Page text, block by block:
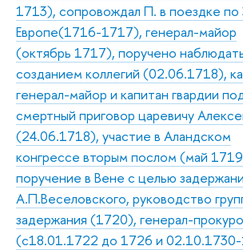
1713), сопровождал П. в поездке по
Европе(1716-1717), генерал-майор
(октябрь 1717), поручено
созданием коллегий (02.06.1718),
генерал-майор и капитан гвардии
смертный приговор царевичу
(24.06.1718), участие в Аландском
конгрессе вторым послом (май
поручение в Вене с целью
А.П.Веселовского, руководство
задержания (1720), генерал-
(с18.01.1722 до 1726 и